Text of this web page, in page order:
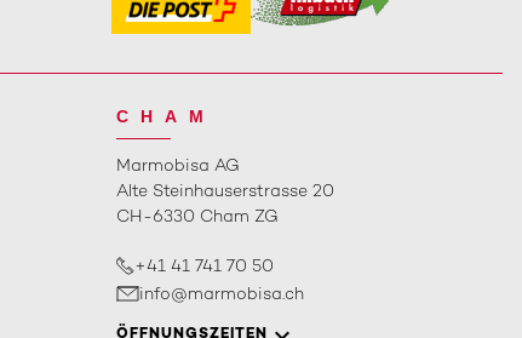
CHAM
Marmobisa AG
Alte Steinhauserstrasse 20
CH-6330 Cham ZG
+41 41 741 70 50
info@marmobisa.ch